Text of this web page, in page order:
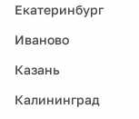
Екатеринбург
Иваново
Казань
Калининград